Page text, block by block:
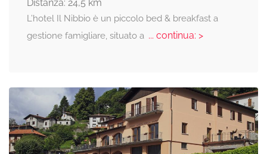
Distanza: 24,5 km
L’hotel Il Nibbio è un piccolo bed & breakfast a
gestione famigliare, situato a... continua: >